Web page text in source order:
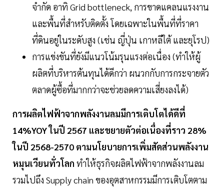
จำกัด อาทิ Grid bottleneck, การขาดแคลนแรงงาน
และพื้นที่สำหรับติดตั้ง โดยเฉพาะในพื้นที่ที่ราคา
ที่ดินอยู่ในระดับสูง (เช่น ญี่ปุ่น เกาหลีใต้ และยุโรป)
การแข่งขันที่ยังมีแนวโน้มรุนแรงต่อเนื่อง (ทำให้ผู้
ผลิตที่บริหารต้นทุนได้ดีกว่า ผนวกกับการกระจายตัว
ตลาดผู้ซื้อที่มากกว่าจะช่วยลดความเสี่ยงลงได้)
การผลิตไฟฟ้าจากพลังงานลมมีการเติบโตได้ดีที่
14%YOY ในปี 2567 และขยายตัวต่อเนื่องที่ราว 28%
ในปี 2568-2570 ตามนโยบายการเพิ่มสัดส่วนพลังงาน
หมุนเวียนทั่วโลก ทำให้ธุรกิจผลิตไฟฟ้าจากพลังงานลม
รวมไปถึง Supply chain ของอุตสาหกรรมมีการเติบโตตาม